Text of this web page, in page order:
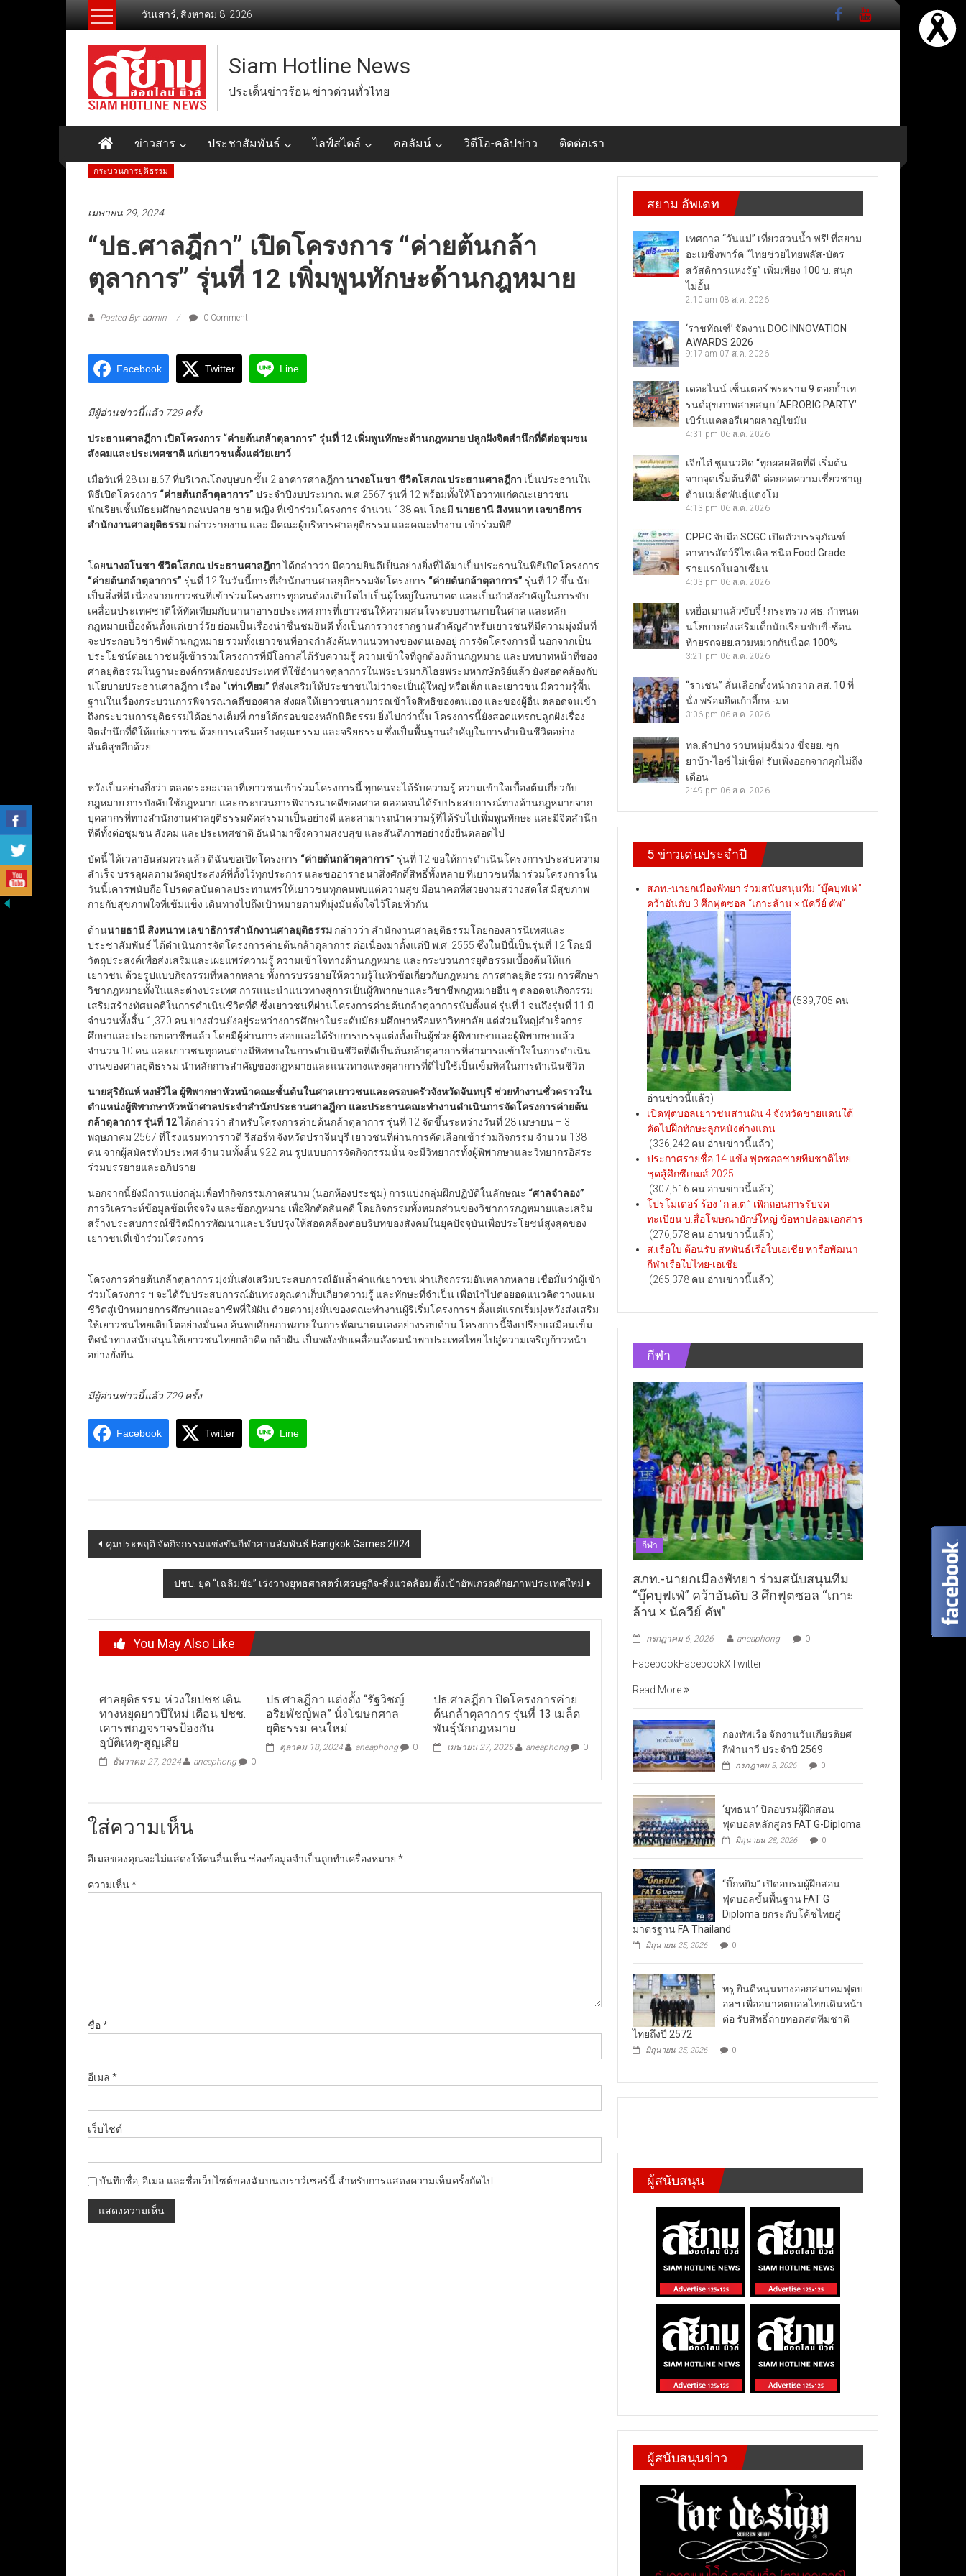
วันเสาร์, สิงหาคม 8, 2026
Siam Hotline News
ประเด็นข่าวร้อน ข่าวด่วนทั่วไทย
ข่าวสาร ประชาสัมพันธ์ ไลฟ์สไตล์ คอลัมน์ วิดีโอ-คลิปข่าว ติดต่อเรา
กระบวนการยุติธรรม
เมษายน 29, 2024
“ปธ.ศาลฎีกา” เปิดโครงการ “ค่ายต้นกล้า
ตุลาการ” รุ่นที่ 12 เพิ่มพูนทักษะด้านกฎหมาย
Posted By: admin 0 Comment
Facebook Twitter Line
มีผู้อ่านข่าวนี้แล้ว 729 ครั้ง
ประธานศาลฎีกา เปิดโครงการ “ค่ายต้นกล้าตุลาการ” รุ่นที่ 12 เพิ่มพูนทักษะด้านกฎหมาย ปลูกฝังจิตสำนึกที่ดีต่อชุมชน
สังคมและประเทศชาติ แก่เยาวชนตั้งแต่วัยเยาว์
เมื่อวันที่ 28 เม.ย.67 ที่บริเวณโถงบุษบก ชั้น 2 อาคารศาลฎีกา นางอโนชา ชีวิตโสภณ ประธานศาลฎีกา เป็นประธานใน
พิธีเปิดโครงการ “ค่ายต้นกล้าตุลาการ” ประจำปีงบประมาณ พ.ศ 2567 รุ่นที่ 12 พร้อมทั้งให้โอวาทแก่คณะเยาวชน
นักเรียนชั้นมัธยมศึกษาตอนปลาย ชาย-หญิง ที่เข้าร่วมโครงการ จำนวน 138 คน โดยมี นายธานี สิงหนาท เลขาธิการ
สำนักงานศาลยุติธรรม กล่าวรายงาน และ มีคณะผู้บริหารศาลยุติธรรม และคณะทำงาน เข้าร่วมพิธี
โดยนางอโนชา ชีวิตโสภณ ประธานศาลฎีกาได้กล่าวว่า มีความยินดีเป็นอย่างยิ่งที่ได้มาเป็นประธานในพิธีเปิดโครงการ
“ค่ายต้นกล้าตุลาการ” รุ่นที่ 12 ในวันนี้การที่สำนักงานศาลยุติธรรมจัดโครงการ “ค่ายต้นกล้าตุลาการ” รุ่นที่ 12 ขึ้น นับ
เป็นสิ่งที่ดี เนื่องจากเยาวชนที่เข้าร่วมโครงการทุกคนต้องเติบโตไปเป็นผู้ใหญ่ในอนาคต และเป็นกำลังสำคัญในการขับ
เคลื่อนประเทศชาติให้ทัดเทียมกับนานาอารยประเทศ การที่เยาวชนให้ความสนใจระบบงานภายในศาล และหลัก
กฎหมายเบื้องต้นตั้งแต่เยาว์วัย ย่อมเป็นเรื่องน่าชื่นชมยินดี ทั้งเป็นการวางรากฐานสำคัญสำหรับเยาวชนที่มีความมุ่งมั่นที่
จะประกอบวิชาชีพด้านกฎหมาย รวมทั้งเยาวชนที่อาจกำลังค้นหาแนวทางของตนเองอยู่ การจัดโครงการนี้ นอกจากเป็น
ประโยชน์ต่อเยาวชนผู้เข้าร่วมโครงการที่มีโอกาสได้รับความรู้ ความเข้าใจที่ถูกต้องด้านกฎหมาย และบทบาทหน้าที่ของ
ศาลยุติธรรมในฐานะองค์กรหลักของประเทศ ที่ใช้อำนาจตุลาการในพระปรมาภิไธยพระมหากษัตริย์แล้ว ยังสอดคล้องกับ
นโยบายประธานศาลฎีกา เรื่อง “เท่าเทียม” ที่ส่งเสริมให้ประชาชนไม่ว่าจะเป็นผู้ใหญ่ หรือเด็ก และเยาวชน มีความรู้พื้น
ฐานในเรื่องกระบวนการพิจารณาคดีของศาล ส่งผลให้เยาวชนสามารถเข้าใจสิทธิของตนเอง และของผู้อื่น ตลอดจนเข้า
ถึงกระบวนการยุติธรรมได้อย่างเต็มที่ ภายใต้กรอบของหลักนิติธรรม ยิ่งไปกว่านั้นโครงการนี้ยังสอดแทรกปลูกฝังเรื่อง
จิตสำนึกที่ดีให้แก่เยาวชน ด้วยการเสริมสร้างคุณธรรม และจริยธรรม ซึ่งเป็นพื้นฐานสำคัญในการดำเนินชีวิตอย่าง
สันติสุขอีกด้วย
หวังเป็นอย่างยิ่งว่า ตลอดระยะเวลาที่เยาวชนเข้าร่วมโครงการนี้ ทุกคนจะได้รับความรู้ ความเข้าใจเบื้องต้นเกี่ยวกับ
กฎหมาย การบังคับใช้กฎหมาย และกระบวนการพิจารณาคดีของศาล ตลอดจนได้รับประสบการณ์ทางด้านกฎหมายจาก
บุคลากรที่ทางสำนักงานศาลยุติธรรมคัดสรรมาเป็นอย่างดี และสามารถนำความรู้ที่ได้รับไปเพิ่มพูนทักษะ และมีจิตสำนึก
ที่ดีทั้งต่อชุมชน สังคม และประเทศชาติ อันนำมาซึ่งความสงบสุข และสันติภาพอย่างยั่งยืนตลอดไป
บัดนี้ ได้เวลาอันสมควรแล้ว ดิฉันขอเปิดโครงการ “ค่ายต้นกล้าตุลาการ” รุ่นที่ 12 ขอให้การดำเนินโครงการประสบความ
สำเร็จ บรรลุผลตามวัตถุประสงค์ที่ตั้งไว้ทุกประการ และขออาราธนาสิ่งศักดิ์สิทธิ์ทั้งหลาย ที่เยาวชนที่มาร่วมโครงการใน
วันนี้เคารพนับถือ โปรดดลบันดาลประทานพรให้เยาวชนทุกคนพบแต่ความสุข มีอนาคตที่สวยงามสว่างสดใส มีสุขภาพ
กายกับสุขภาพใจที่เข้มแข็ง เดินทางไปถึงเป้าหมายตามที่มุ่งมั่นตั้งใจไว้โดยทั่วกัน
ด้านนายธานี สิงหนาท เลขาธิการสำนักงานศาลยุติธรรม กล่าวว่า สำนักงานศาลยุติธรรมโดยกองสารนิเทศและ
ประชาสัมพันธ์ ได้ดำเนินการจัดโครงการค่ายต้นกล้าตุลาการ ต่อเนื่องมาตั้งแต่ปี พ.ศ. 2555 ซึ่งในปีนี้เป็นรุ่นที่ 12 โดยมี
วัตถุประสงค์เพื่อส่งเสริมและเผยแพร่ความรู้ ความเข้าใจทางด้านกฎหมาย และกระบวนการยุติธรรมเบื้องต้นให้แก่
เยาวชน ด้วยรูปแบบกิจกรรมที่หลากหลาย ทั้งการบรรยายให้ความรู้ในหัวข้อเกี่ยวกับกฎหมาย การศาลยุติธรรม การศึกษา
วิชากฎหมายทั้งในและต่างประเทศ การแนะนำแนวทางสู่การเป็นผู้พิพากษาและวิชาชีพกฎหมายอื่น ๆ ตลอดจนกิจกรรม
เสริมสร้างทัศนคติในการดำเนินชีวิตที่ดี ซึ่งเยาวชนที่ผ่านโครงการค่ายต้นกล้าตุลาการนับตั้งแต่ รุ่นที่ 1 จนถึงรุ่นที่ 11 มี
จำนวนทั้งสิ้น 1,370 คนบางส่วนยังอยู่ระหว่างการศึกษาในระดับมัธยมศึกษาหรือมหาวิทยาลัย แต่ส่วนใหญ่สำเร็จการ
ศึกษาและประกอบอาชีพแล้ว โดยมีผู้ผ่านการสอบและได้รับการบรรจุแต่งตั้งเป็นผู้ช่วยผู้พิพากษาและผู้พิพากษาแล้ว
จำนวน 10 คน และเยาวชนทุกคนต่างมีทิศทางในการดำเนินชีวิตที่ดีเป็นต้นกล้าตุลาการที่สามารถเข้าใจในการดำเนิน
งานของศาลยุติธรรม นำหลักการสำคัญของกฎหมายและแนวทางแห่งตุลาการที่ดีไปใช้เป็นเข็มทิศในการดำเนินชีวิต
นายสุริยัณห์ หงษ์วิไล ผู้พิพากษาหัวหน้าคณะชั้นต้นในศาลเยาวชนและครอบครัวจังหวัดจันทบุรี ช่วยทำงานชั่วคราวใน
ตำแหน่งผู้พิพากษาหัวหน้าศาลประจำสำนักประธานศาลฎีกา และประธานคณะทำงานดำเนินการจัดโครงการค่ายต้น
กล้าตุลาการ รุ่นที่ 12ได้กล่าวว่า สำหรับโครงการค่ายต้นกล้าตุลาการ รุ่นที่ 12 จัดขึ้นระหว่างวันที่ 28 เมษายน – 3
พฤษภาคม 2567 ที่โรงแรมทวาราวดี รีสอร์ท จังหวัดปราจีนบุรี เยาวชนที่ผ่านการคัดเลือกเข้าร่วมกิจกรรม จำนวน 138
คน จากผู้สมัครทั่วประเทศ จำนวนทั้งสิ้น 922 คน รูปแบบการจัดกิจกรรมนั้น จะมีวิทยากรทั้งผู้พิพากษาและวิทยากรอิสระ
ร่วมบรรยายและอภิปราย
นอกจากนี้ยังมีการแบ่งกลุ่มเพื่อทำกิจกรรมภาคสนาม (นอกห้องประชุม) การแบ่งกลุ่มฝึกปฏิบัติในลักษณะ “ศาลจำลอง”
การวิเคราะห์ข้อมูลข้อเท็จจริง และข้อกฎหมาย เพื่อฝึกตัดสินคดี โดยกิจกรรมทั้งหมดส่วนของวิชาการกฎหมายและเสริม
สร้างประสบการณ์ชีวิตมีการพัฒนาและปรับปรุงให้สอดคล้องต่อบริบทของสังคมในยุคปัจจุบันเพื่อประโยชน์สูงสุดของ
เยาวชนที่เข้าร่วมโครงการ
โครงการค่ายต้นกล้าตุลาการ มุ่งมั่นส่งเสริมประสบการณ์อันล้ำค่าแก่เยาวชน ผ่านกิจกรรมอันหลากหลาย เชื่อมั่นว่าผู้เข้า
ร่วมโครงการ ฯ จะได้รับประสบการณ์อันทรงคุณค่าเก็บเกี่ยวความรู้ และทักษะที่จำเป็น เพื่อนำไปต่อยอดแนวคิดวางแผน
ชีวิตสู่เป้าหมายการศึกษาและอาชีพที่ใฝ่ฝัน ด้วยความุ่งมั่นของคณะทำงานผู้ริเริ่มโครงการฯ ตั้งแต่แรกเริ่มมุ่งหวังส่งเสริม
ให้เยาวชนไทยเติบโตอย่างมั่นคง ค้นพบศักยภาพภายในการพัฒนาตนเองอย่างรอบด้าน โครงการนี้จึงเปรียบเสมือนเข็ม
ทิศนำทางสนับสนุนให้เยาวชนไทยกล้าคิด กล้าฝัน เป็นพลังขับเคลื่อนสังคมนำพาประเทศไทย ไปสู่ความเจริญก้าวหน้า
อย่างยั่งยืน
มีผู้อ่านข่าวนี้แล้ว 729 ครั้ง
Facebook Twitter Line
Post
navigation
คุมประพฤติ จัดกิจกรรมแข่งขันกีฬาสานสัมพันธ์ Bangkok Games 2024
ปชป. ยุค “เฉลิมชัย” เร่งวางยุทธศาสตร์เศรษฐกิจ-สิ่งแวดล้อม ตั้งเป้าอัพเกรดศักยภาพประเทศใหม่
You May Also Like
ศาลยุติธรรม ห่วงใยปชช.เดิน
ทางหยุดยาวปีใหม่ เตือน ปชช.
เคารพกฎจราจรป้องกัน
อุบัติเหตุ-สูญเสีย
ธันวาคม 27, 2024 aneaphong 0
ปธ.ศาลฎีกา แต่งตั้ง “รัฐวิชญ์
อริยพัชญ์พล” นั่งโฆษกศาล
ยุติธรรม คนใหม่
ตุลาคม 18, 2024 aneaphong 0
ปธ.ศาลฎีกา ปิดโครงการค่าย
ต้นกล้าตุลาการ รุ่นที่ 13 เมล็ด
พันธุ์นักกฎหมาย
เมษายน 27, 2025 aneaphong 0
ใส่ความเห็น
อีเมลของคุณจะไม่แสดงให้คนอื่นเห็น ช่องข้อมูลจำเป็นถูกทำเครื่องหมาย *
ความเห็น*
ชื่อ*
อีเมล *
เว็บไซต์
บันทึกชื่อ, อีเมล และชื่อเว็บไซต์ของฉันบนเบราว์เซอร์นี้ สำหรับการแสดงความเห็นครั้งถัดไป
สยาม อัพเดท
เทศกาล “วันแม่” เที่ยวสวนน้ำ ฟรี! ที่สยาม
อะเมซิ่งพาร์ค “ไทยช่วยไทยพลัส-บัตร
สวัสดิการแห่งรัฐ” เพิ่มเพียง 100 บ. สนุก
ไม่อั้น
2:10 am 08 ส.ค. 2026
‘ราชทัณฑ์’ จัดงาน DOC INNOVATION
AWARDS 2026
9:17 am 07 ส.ค. 2026
เดอะไนน์ เซ็นเตอร์ พระราม 9 ตอกย้ำเท
รนด์สุขภาพสายสนุก ‘AEROBIC PARTY’
เบิร์นแคลอรีเผาผลาญไขมัน
4:31 pm 06 ส.ค. 2026
เจียไต๋ ชูแนวคิด “ทุกผลผลิตที่ดี เริ่มต้น
จากจุดเริ่มต้นที่ดี” ต่อยอดความเชี่ยวชาญ
ด้านเมล็ดพันธุ์แตงโม
4:13 pm 06 ส.ค. 2026
CPPC จับมือ SCGC เปิดตัวบรรจุภัณฑ์
อาหารสัตว์รีไซเคิล ชนิด Food Grade
รายแรกในอาเซียน
4:03 pm 06 ส.ค. 2026
เหยื่อเมาแล้วขับจี้ ! กระทรวง ศธ. กำหนด
นโยบายส่งเสริมเด็กนักเรียนขับขี่-ซ้อน
ท้ายรถจยย.สวมหมวกกันน็อค 100%
3:21 pm 06 ส.ค. 2026
“ราเชน” ลั่นเลือกตั้งหน้ากวาด สส. 10 ที่
นั่ง พร้อมยึดเก้าอี้กห.-มท.
3:06 pm 06 ส.ค. 2026
ทล.ลำปาง รวบหนุ่มฉี่ม่วง ขี่จยย. ซุก
ยาบ้า-ไอซ์ ไม่เข็ด! รับเพิ่งออกจากคุกไม่ถึง
เดือน
2:49 pm 06 ส.ค. 2026
5 ข่าวเด่นประจำปี
สภท.-นายกเมืองพัทยา ร่วมสนับสนุนทีม “บุ๊คบุฟเฟ่”
คว้าอันดับ 3 ศึกฟุตซอล “เกาะล้าน × นัควีย์ คัพ”
(539,705 คน
อ่านข่าวนี้แล้ว)
เปิดฟุตบอลเยาวชนสานฝัน 4 จังหวัดชายแดนใต้
คัดไปฝึกทักษะลูกหนังต่างแดน
(336,242 คน อ่านข่าวนี้แล้ว)
ประกาศรายชื่อ 14 แข้ง ฟุตซอลชายทีมชาติไทย
ชุดสู้ศึกซีเกมส์ 2025
(307,516 คน อ่านข่าวนี้แล้ว)
โปรโมเตอร์ ร้อง “ก.ล.ต.” เพิกถอนการรับจด
ทะเบียน บ.สื่อโฆษณายักษ์ใหญ่ ข้อหาปลอมเอกสาร
(276,578 คน อ่านข่าวนี้แล้ว)
ส.เรือใบ ต้อนรับ สหพันธ์เรือใบเอเชีย หารือพัฒนา
กีฬาเรือใบไทย-เอเชีย
(265,378 คน อ่านข่าวนี้แล้ว)
กีฬา
กีฬา
สภท.-นายกเมืองพัทยา ร่วมสนับสนุนทีม
“บุ๊คบุฟเฟ่” คว้าอันดับ 3 ศึกฟุตซอล “เกาะ
ล้าน × นัควีย์ คัพ”
กรกฎาคม 6, 2026 aneaphong 0
FacebookFacebookXTwitter
Read More
กองทัพเรือ จัดงานวันเกียรติยศ
กีฬานาวี ประจำปี 2569
กรกฎาคม 3, 2026 0
‘ยุทธนา’ ปิดอบรมผู้ฝึกสอน
ฟุตบอลหลักสูตร FAT G-Diploma
มิถุนายน 28, 2026 0
“บิ๊กหยิม” เปิดอบรมผู้ฝึกสอน
ฟุตบอลขั้นพื้นฐาน FAT G
Diploma ยกระดับโค้ชไทยสู่
มาตรฐาน FA Thailand
มิถุนายน 25, 2026 0
ทรู ยินดีหนุนทางออกสมาคมฟุตบ
อลฯ เพื่ออนาคตบอลไทยเดินหน้า
ต่อ รับสิทธิ์ถ่ายทอดสดทีมชาติ
ไทยถึงปี 2572
มิถุนายน 25, 2026 0
ผู้สนับสนุน
ผู้สนับสนุนข่าว